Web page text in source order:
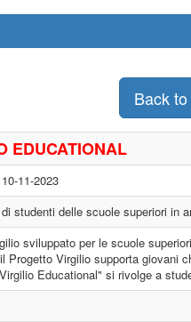
Back
EDUCATIONAL
11-2023
studenti delle scuole superiori in
sviluppato per le scuole
Progetto Virgilio supporta giovani
Educational" si rivolge a